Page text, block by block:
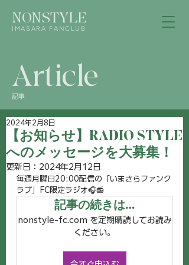
NONSTYLE
IMASARA FANCLUB
Article
記事
【お知らせ】RADIO STYLE
へのメッセージを大募集！
2024年2月8日
更新日： 2024年2月12日
毎週月曜日20:00配信の「いまさらファンク
ラブ」FC限定ラジオ🎧📻
記事の続きは…
nonstyle-fc.com を定期購読してお読み
ください。